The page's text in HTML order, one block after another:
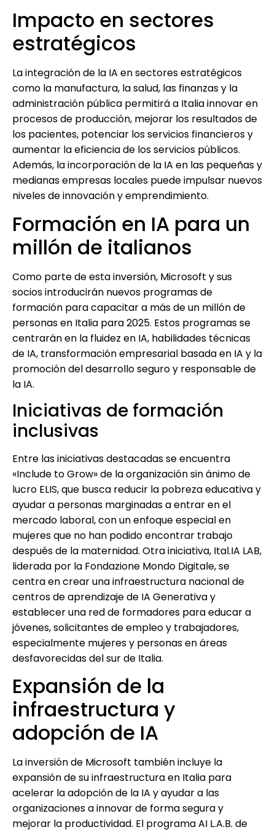
Impacto en sectores
estratégicos
La integración de la IA en sectores estratégicos
como la manufactura, la salud, las finanzas y la
administración pública permitirá a Italia innovar en
procesos de producción, mejorar los resultados de
los pacientes, potenciar los servicios financieros y
aumentar la eficiencia de los servicios públicos.
Además, la incorporación de la IA en las pequeñas y
medianas empresas locales puede impulsar nuevos
niveles de innovación y emprendimiento.
Formación en IA para un
millón de italianos
Como parte de esta inversión, Microsoft y sus
socios introducirán nuevos programas de
formación para capacitar a más de un millón de
personas en Italia para 2025. Estos programas se
centrarán en la fluidez en IA, habilidades técnicas
de IA, transformación empresarial basada en IA y la
promoción del desarrollo seguro y responsable de
la IA.
Iniciativas de formación
inclusivas
Entre las iniciativas destacadas se encuentra
«Include to Grow» de la organización sin ánimo de
lucro ELIS, que busca reducir la pobreza educativa y
ayudar a personas marginadas a entrar en el
mercado laboral, con un enfoque especial en
mujeres que no han podido encontrar trabajo
después de la maternidad. Otra iniciativa, Ital.IA LAB,
liderada por la Fondazione Mondo Digitale, se
centra en crear una infraestructura nacional de
centros de aprendizaje de IA Generativa y
establecer una red de formadores para educar a
jóvenes, solicitantes de empleo y trabajadores,
especialmente mujeres y personas en áreas
desfavorecidas del sur de Italia.
Expansión de la
infraestructura y
adopción de IA
La inversión de Microsoft también incluye la
expansión de su infraestructura en Italia para
acelerar la adopción de la IA y ayudar a las
organizaciones a innovar de forma segura y
mejorar la productividad. El programa AI L.A.B. de